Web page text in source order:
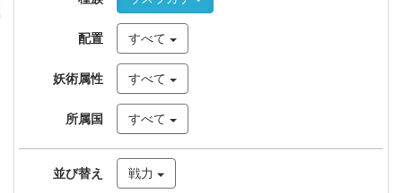
配置 すべて
妖術属性 すべて
所属国 すべて
並び替え 戦力